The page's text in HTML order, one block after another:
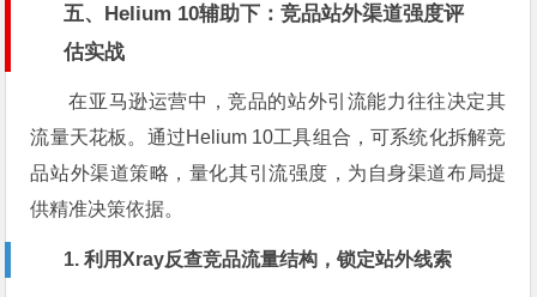
五、Helium 10辅助下：竞品站外渠道强度评
估实战
在亚马逊运营中，竞品的站外引流能力往往决定其
流量天花板。通过Helium 10工具组合，可系统化拆解竞
品站外渠道策略，量化其引流强度，为自身渠道布局提
供精准决策依据。
1. 利用Xray反查竞品流量结构，锁定站外线索